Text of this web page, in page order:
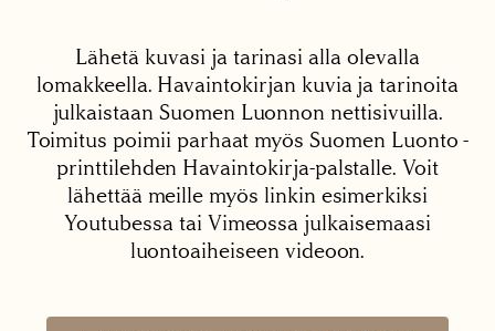
Lähetä kuvasi ja tarinasi alla olevalla
lomakkeella. Havaintokirjan kuvia ja tarinoita
julkaistaan Suomen Luonnon nettisivuilla.
Toimitus poimii parhaat myös Suomen Luonto -
printtilehden Havaintokirja-palstalle. Voit
lähettää meille myös linkin esimerkiksi
Youtubessa tai Vimeossa julkaisemaasi
luontoaiheiseen videoon.